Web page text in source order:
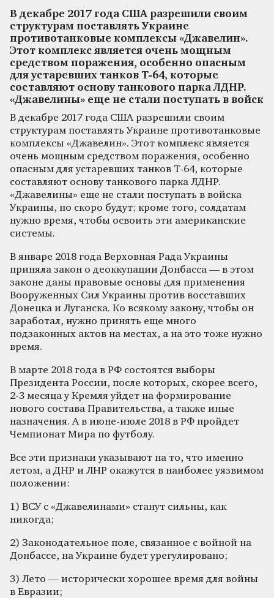
В декабре 2017 года США разрешили своим
структурам поставлять Украине
противотанковые комплексы «Джавелин».
Этот комплекс является очень мощным
средством поражения, особенно опасным
для устаревших танков Т-64, которые
составляют основу танкового парка ЛДНР.
«Джавелины» еще не стали поступать в войск
В декабре 2017 года США разрешили своим
структурам поставлять Украине противотанковые
комплексы «Джавелин». Этот комплекс является
очень мощным средством поражения, особенно
опасным для устаревших танков Т-64, которые
составляют основу танкового парка ЛДНР.
«Джавелины» еще не стали поступать в войска
Украины, но скоро будут; кроме того, солдатам
нужно время, чтобы освоить эти американские
системы.
В январе 2018 года Верховная Рада Украины
приняла закон о деоккупации Донбасса — в этом
законе даны правовые основы для применения
Вооруженных Сил Украины против восставших
Донецка и Луганска. Ко всякому закону, чтобы он
заработал, нужно принять еще много
подзаконных актов на местах, а на это тоже нужно
время.
В марте 2018 года в РФ состоятся выборы
Президента России, после которых, скорее всего,
2-3 месяца у Кремля уйдет на формирование
нового состава Правительства, а также иные
назначения. А в июне-июле 2018 в РФ пройдет
Чемпионат Мира по футболу.
Все эти признаки указывают на то, что именно
летом, а ДНР и ЛНР окажутся в наиболее уязвимом
положении:
1) ВСУ с «Джавелинами» станут сильны, как
никогда;
2) Законодательное поле, связанное с войной на
Донбассе, на Украине будет урегулировано;
3) Лето — исторически хорошее время для войны
в Евразии;